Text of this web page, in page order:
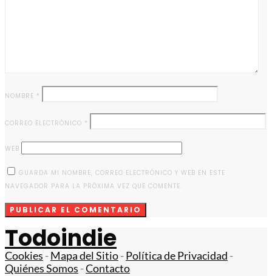
NOMBRE *
CORREO ELECTRÓNICO *
WEB
GUARDA MI NOMBRE, CORREO ELECTRÓNICO Y WEB EN ESTE
NAVEGADOR PARA LA PRÓXIMA VEZ QUE COMENTE.
Todoindie
Cookies -Mapa del Sitio-Política de Privacidad -
Quiénes Somos -Contacto